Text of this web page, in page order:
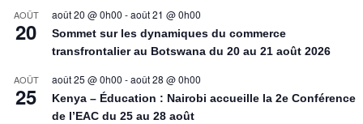
AOÛT
20
août 20 @ 0h00 -août 21 @ 0h00
Sommet sur les dynamiques du commerce
transfrontalier au Botswana du 20 au 21 août 2026
AOÛT
25
août 25 @ 0h00 -août 28 @ 0h00
Kenya – Éducation : Nairobi accueille la 2e Conférence
de l’EAC du 25 au 28 août